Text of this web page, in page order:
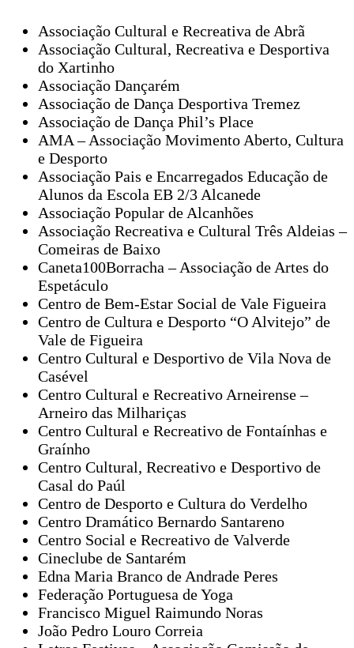
Associação Cultural e Recreativa de Abrã
Associação Cultural, Recreativa e Desportiva
do Xartinho
Associação Dançarém
Associação de Dança Desportiva Tremez
Associação de Dança Phil’s Place
AMA – Associação Movimento Aberto, Cultura
e Desporto
Associação Pais e Encarregados Educação de
Alunos da Escola EB 2/3 Alcanede
Associação Popular de Alcanhões
Associação Recreativa e Cultural Três Aldeias –
Comeiras de Baixo
Caneta100Borracha – Associação de Artes do
Espetáculo
Centro de Bem-Estar Social de Vale Figueira
Centro de Cultura e Desporto “O Alvitejo” de
Vale de Figueira
Centro Cultural e Desportivo de Vila Nova de
Casével
Centro Cultural e Recreativo Arneirense –
Arneiro das Milhariças
Centro Cultural e Recreativo de Fontaínhas e
Graínho
Centro Cultural, Recreativo e Desportivo de
Casal do Paúl
Centro de Desporto e Cultura do Verdelho
Centro Dramático Bernardo Santareno
Centro Social e Recreativo de Valverde
Cineclube de Santarém
Edna Maria Branco de Andrade Peres
Federação Portuguesa de Yoga
Francisco Miguel Raimundo Noras
João Pedro Louro Correia